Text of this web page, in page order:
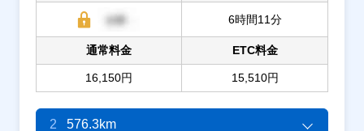
6時間11分
通常料金
16,150円
ETC料金
15,510円
2 576.3km